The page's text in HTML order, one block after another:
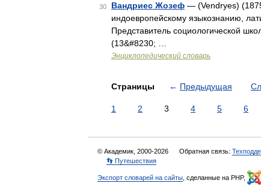
30 Вандриес Жозеф — (Vendryes)
индоевропейскому языкознанию,
Представитель социологической
(13&#8230; …
Энциклопедический словарь
Страницы ← Предыдущая
1 2 3 4 5 6
© Академик, 2000-2026 Обратная связь:
👣 Путешествия
Экспорт словарей на сайты , сделанные на PHP,